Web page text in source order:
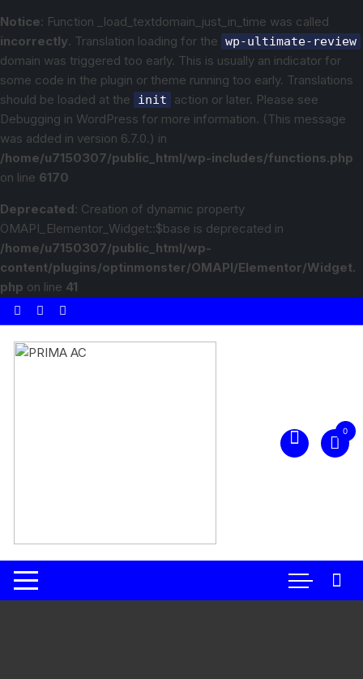
Notice: Function _load_textdomain_just_in_time was called
incorrectly. Translation loading for the wp-ultimate-review
domain was triggered too early. This is usually an indicator for
some code in the plugin or theme running too early. Translations
should be loaded at the
init
action or later. Please see
Debugging in WordPress for more information. (This message
was added in version 6.7.0.) in
/home/u7150307/public_html/wp-includes/functions.php
on line 6170
Deprecated: Creation of dynamic property
OMAPI_Elementor_Widget::$base is deprecated in
/home/u7150307/public_html/wp-
content/plugins/optinmonster/OMAPI/Elementor/Widget.
php on line 41
0